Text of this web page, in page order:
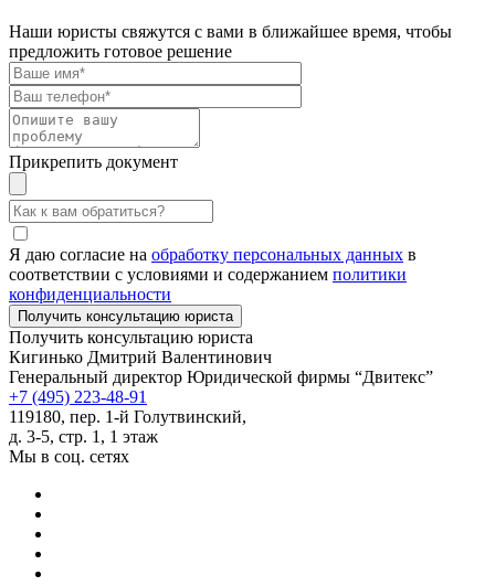
Наши юристы свяжутся с вами в ближайшее время, чтобы
предложить готовое решение
Прикрепить документ
Я даю согласие на обработку персональных данных в
соответствии с условиями и содержанием политики
конфиденциальности
Получить консультацию юриста
Кигинько Дмитрий Валентинович
Генеральный директор Юридической фирмы “Двитекс”
+7 (495) 223-48-91
119180, пер. 1-й Голутвинский,
д. 3-5, стр. 1, 1 этаж
Мы в соц. сетях